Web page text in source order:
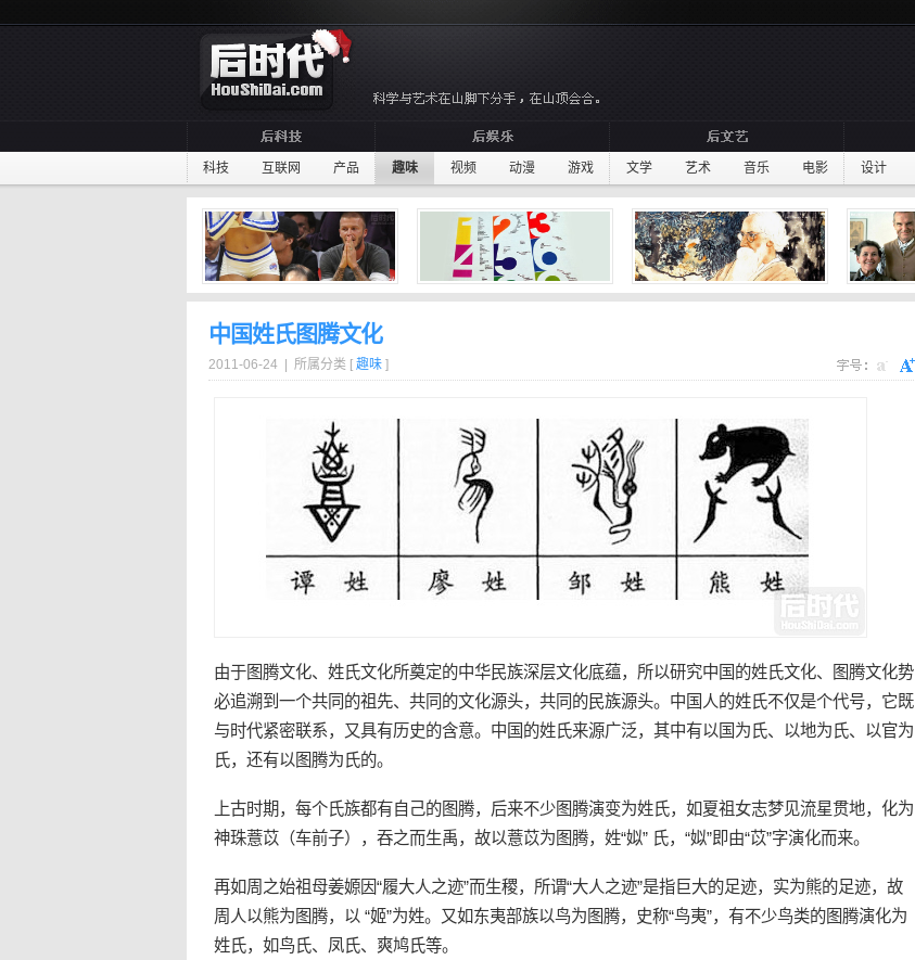
科技 互联网 产品 趣味 视频 动漫 游戏 文学 艺术 音乐 电影 设计
中国姓氏图腾文化
2011-06-24 | 所属分类 [ 趣味 ]
由于图腾文化、 姓氏文化所奠定的中华民族深层文化底蕴，所以研究中国 的姓氏文化、 图腾文化势
必追溯到一个共同的祖先、共同的文化源头，共同的民族源头。 中国 人的姓氏不仅是个代号，它既
与时代紧密联系，又具有历史的含意。中国的姓氏来源广泛，其中有以国为氏、以地为氏、以官为
氏，还有以图腾为氏的。
上古时期，每个氏族都有自己的图腾，后来不少图腾演变为姓氏，如夏祖女志梦见流星贯地，化为
神珠薏苡（车前子），吞之而生禹，故以薏苡为图腾，姓“姒” 氏，“姒”即由“苡”字演化而来。
再如周之始祖母姜嫄因“履大人之迹”而生稷，所谓“大人之迹”是指巨大的足迹，实为熊的足迹，故
周人以熊为图腾，以 “姬”为姓。又如东夷部族以鸟为图腾，史称“鸟夷”，有不少鸟类的图腾演化为
姓氏，如鸟氏、凤氏、爽鸠氏等。